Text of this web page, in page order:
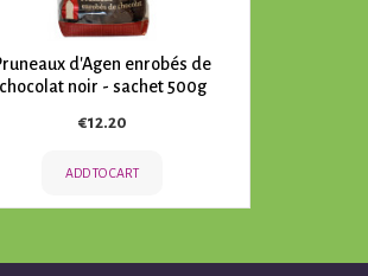
d'Agen enrobés de
chocolat noir - sachet 500g
Price
€12.20
ADD TO CART